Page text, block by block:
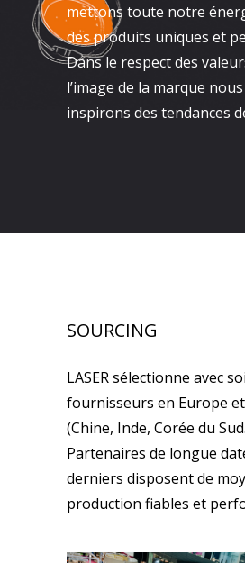
mettons toute notre
des produits uniques et
Dans le respect des
l’image de la marque
inspirons des tendances
SOURCING
LASER sélectionne avec
fournisseurs en Europe
(Chine, Inde, Corée du
Partenaires de longue
derniers disposent de
production fiables et